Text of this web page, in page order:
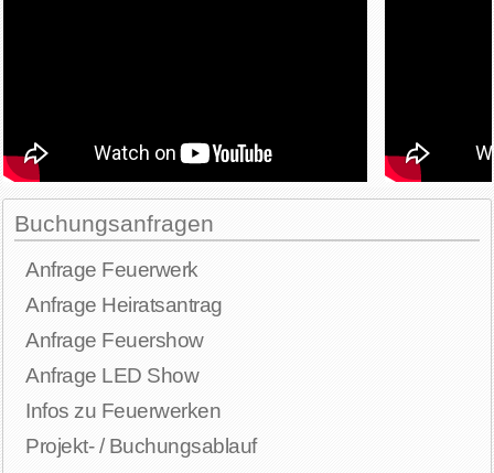
Buchungsanfragen
Anfrage Feuerwerk
Anfrage Heiratsantrag
Anfrage Feuershow
Anfrage LED Show
Infos zu Feuerwerken
Projekt- / Buchungsablauf